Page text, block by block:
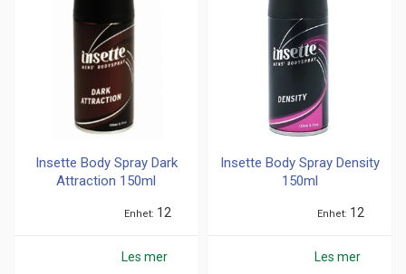
Insette Body Spray Dark
Attraction 150ml
Enhet 12
Les mer
Insette Body Spray Density
150ml
Enhet 12
Les mer